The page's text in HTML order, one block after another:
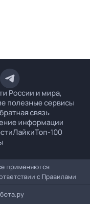
России и мира,
полезные сервисы
связь
информации
ЛайкиТоп-100
применяются
с Правилами